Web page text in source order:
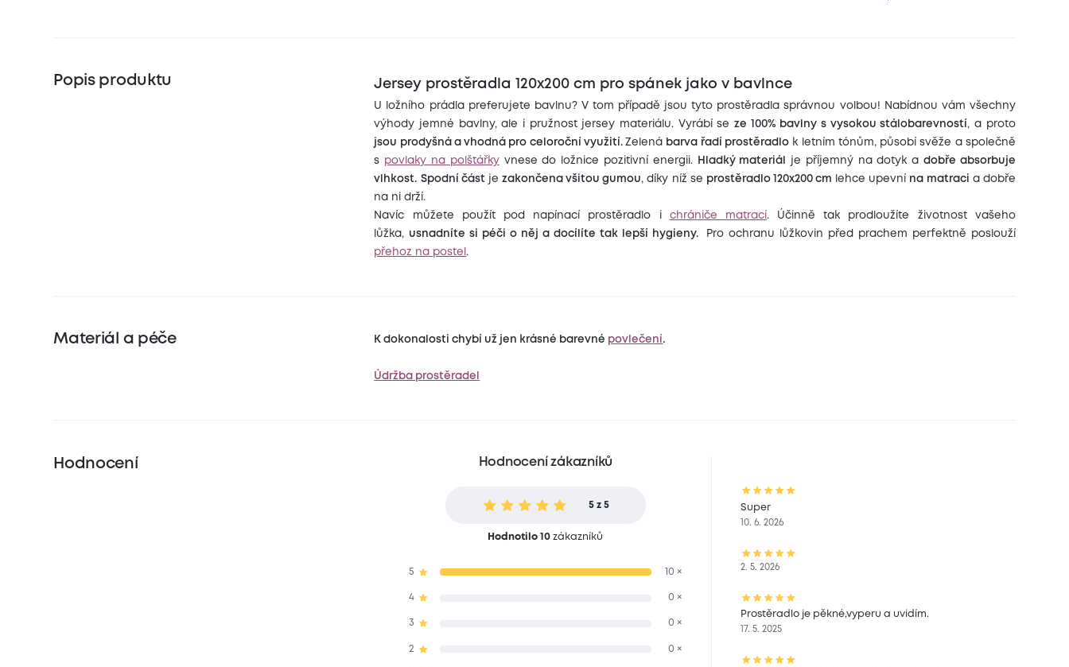
Popis produktu Jersey prostěradla 120x200 cm pro spánek jako v bavlnce
U ložního prádla preferujete bavlnu? V tom případě jsou tyto prostěradla správnou volbou! Nabídnou vám všechny
výhody jemné bavlny, ale i pružnost jersey materiálu. Vyrábí seze 100% bavlny s vysokou stálobarevností, a proto
jsou prodyšná a vhodná pro celoroční využití. Zelená barva řadí prostěradlo k letním tónům, působí svěže a společně
s povlaky na polštářkyvnese do ložnice pozitivní energii. Hladký materiál je příjemný na dotyk adobře absorbuje
vlhkost. Spodní částje zakončena všitou gumou, díky níž se prostěradlo 120x200 cm lehce upevní na matraci a dobře
na ni drží.
Navíc můžete použít pod napínací prostěradlo i chrániče matrací. Účinně tak prodloužíte životnost vašeho
lůžka, usnadníte si péči o něj a docílíte tak lepší hygieny.
Pro ochranu lůžkovin před prachem perfektně poslouží
přehoz na postel .
Materiál a péče K dokonalosti chybí už jen krásné barevné povlečení .
Údržba prostěradel
Hodnocení Hodnocení zákazníků
5 z 5
Hodnotilo 10 zákazníků
5 10 ×
4 0 ×
3 0 ×
2 0 ×
Super
10. 6. 2026
2. 5. 2026
Prostěradlo je pěkné,vyperu a uvidím.
17. 5. 2025